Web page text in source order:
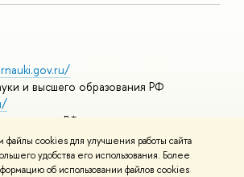
cookies для улучшения работы сайта
удобства его использования. Более
об использовании файлов cookies
и высшего образования РФ
РФ
mooc
онлайн-курсы